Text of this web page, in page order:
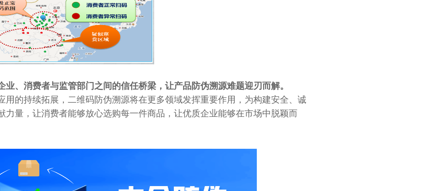
业、消费者与监管部门之间的信任桥梁，让产品防伪溯源难题迎刃而解。
用的持续拓展，二维码防伪溯源将在更多领域发挥重要作用，为构建安全、诚
力量，让消费者能够放心选购每一件商品，让优质企业能够在市场中脱颖而